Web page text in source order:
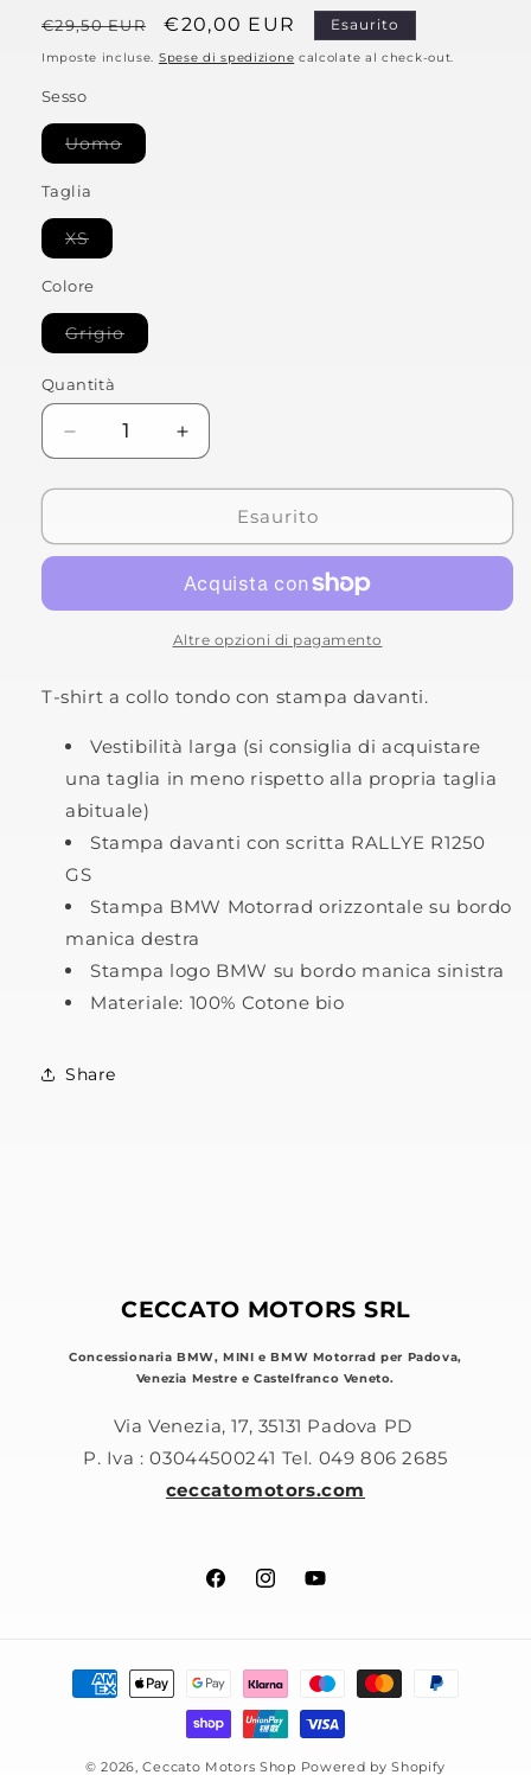
Prezzo
di
€29,50 EUR
Prezzo
scontato
€20,00 EUR Esaurito
Imposte incluse. Spese di spedizione calcolate al check-out.
Sesso
UomoVariante
esaurita
Taglia
XSVariante
esaurita
non
Colore
GrigioVariante
esaurita
disponibile
Quantità
Diminuisci
quantità
per
SHIRT
ADVENTURE
Aumenta
quantità
per
SHIRT
ADVENTURE
Esaurito
Altre opzioni di pagamento
T-shirt a collo tondo con stampa davanti.
Vestibilità larga (si consiglia di acquistare
una taglia in meno rispetto alla propria taglia
abituale)
Stampa davanti con scritta RALLYE R1250
GS
Stampa BMW Motorrad orizzontale su bordo
manica destra
Stampa logo BMW su bordo manica sinistra
Materiale: 100% Cotone bio
Share
CECCATO MOTORS SRL
Concessionaria BMW, MINI e BMW Motorrad per Padova,
Venezia Mestre e Castelfranco Veneto.
Via Venezia, 17, 35131 Padova PD
P. Iva : 03044500241 Tel. 049 806 2685
ceccatomotors.com
FacebookInstagramYouTube
Metodi
© 2026,Ceccato Motors Shop Powered by Shopify